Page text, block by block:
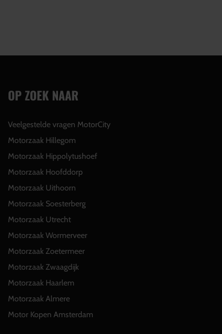
OP ZOEK NAAR
Veelgestelde vragen MotorCity
Motorzaak Hillegom
Motorzaak Hippolytushoef
Motorzaak Hoofddorp
Motorzaak Uithoorn
Motorzaak Soesterberg
Motorzaak Utrecht
Motorzaak Wormerveer
Motorzaak Zoetermeer
Motorzaak Zwaagdijk
Motorzaak Haarlem
Motorzaak Almere
Motor Kopen Amsterdam